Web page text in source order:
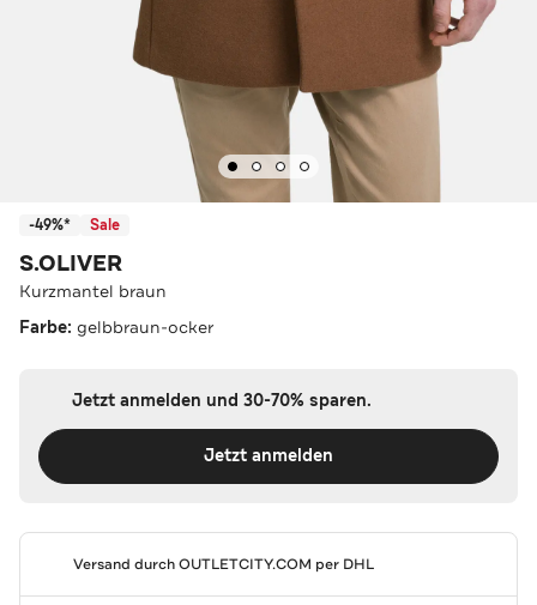
-49%* Sale
S.OLIVER
Kurzmantel braun
Farbe: gelbbraun-ocker
Jetzt anmelden und 30-70% sparen.
Jetzt anmelden
Versand durchOUTLETCITY.COM per DHL